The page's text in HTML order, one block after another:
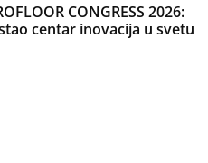
CONGRESS 2026:
centar inovacija u svetu